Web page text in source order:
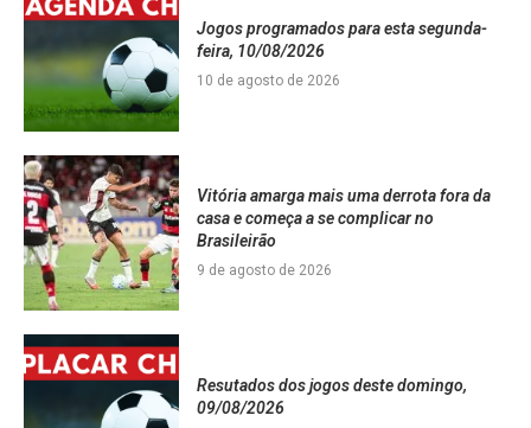
Jogos programados para esta segunda-
feira, 10/08/2026
10 de agosto de 2026
Vitória amarga mais uma derrota fora da
casa e começa a se complicar no
Brasileirão
9 de agosto de 2026
Resutados dos jogos deste domingo,
09/08/2026